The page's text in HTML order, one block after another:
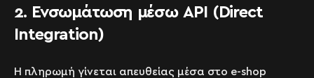
2. Ενσωμάτωση μέσω API (Direct
Integration)
Η πληρωμή γίνεται απευθείας μέσα στο e-shop